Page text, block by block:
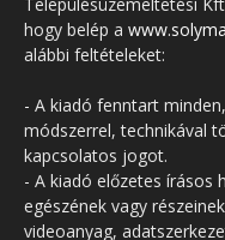
hogy belép a
alábbi feltételeket:
- A kiadó fenntart
módszerrel, technikával
kapcsolatos jogot.
- A kiadó előzetes írásos
egészének vagy
videoanyag,